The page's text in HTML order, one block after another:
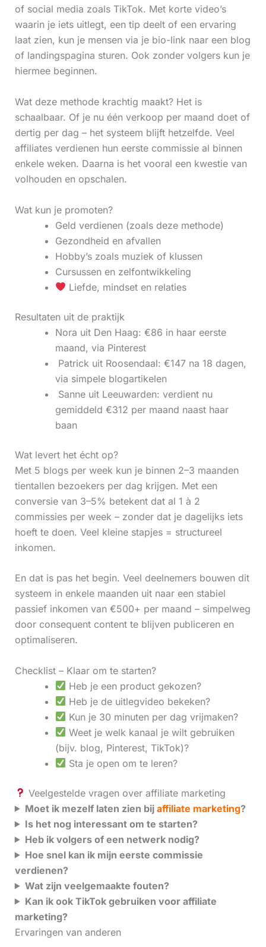
of social media zoals TikTok. Met korte video’s
waarin je iets uitlegt, een tip deelt of een ervaring
laat zien, kun je mensen via je bio-link naar een blog
of landingspagina sturen. Ook zonder volgers kun je
hiermee beginnen.
Wat deze methode krachtig maakt? Het is
schaalbaar. Of je nu één verkoop per maand doet of
dertig per dag – het systeem blijft hetzelfde. Veel
affiliates verdienen hun eerste commissie al binnen
enkele weken. Daarna is het vooral een kwestie van
volhouden en opschalen.
Wat kun je promoten?
Geld verdienen (zoals deze methode)
Gezondheid en afvallen
Hobby’s zoals muziek of klussen
Cursussen en zelfontwikkeling
Liefde, mindset en relaties
Resultaten uit de praktijk
Nora uit Den Haag: €86 in haar eerste
maand, via Pinterest
‍ Patrick uit Roosendaal: €147 na 18 dagen,
via simpele blogartikelen
‍ Sanne uit Leeuwarden: verdient nu
gemiddeld €312 per maand naast haar
baan
Wat levert het écht op?
Met 5 blogs per week kun je binnen 2–3 maanden
tientallen bezoekers per dag krijgen. Met een
conversie van 3–5% betekent dat al 1 à 2
commissies per week – zonder dat je dagelijks iets
hoeft te doen. Veel kleine stapjes = structureel
inkomen.
En dat is pas het begin. Veel deelnemers bouwen dit
systeem in enkele maanden uit naar een stabiel
passief inkomen van €500+ per maand – simpelweg
door consequent content te blijven publiceren en
optimaliseren.
Checklist – Klaar om te starten?
Heb je een product gekozen?
Heb je de uitlegvideo bekeken?
Kun je 30 minuten per dag vrijmaken?
Weet je welk kanaal je wilt gebruiken
(bijv. blog, Pinterest, TikTok)?
Sta je open om te leren?
Veelgestelde vragen over affiliate marketing
Moet ik mezelf laten zien bij affiliate marketing?
Is het nog interessant om te starten?
Heb ik volgers of een netwerk nodig?
Hoe snel kan ik mijn eerste commissie
verdienen?
Wat zijn veelgemaakte fouten?
Kan ik ook TikTok gebruiken voor affiliate
marketing?
Ervaringen van anderen